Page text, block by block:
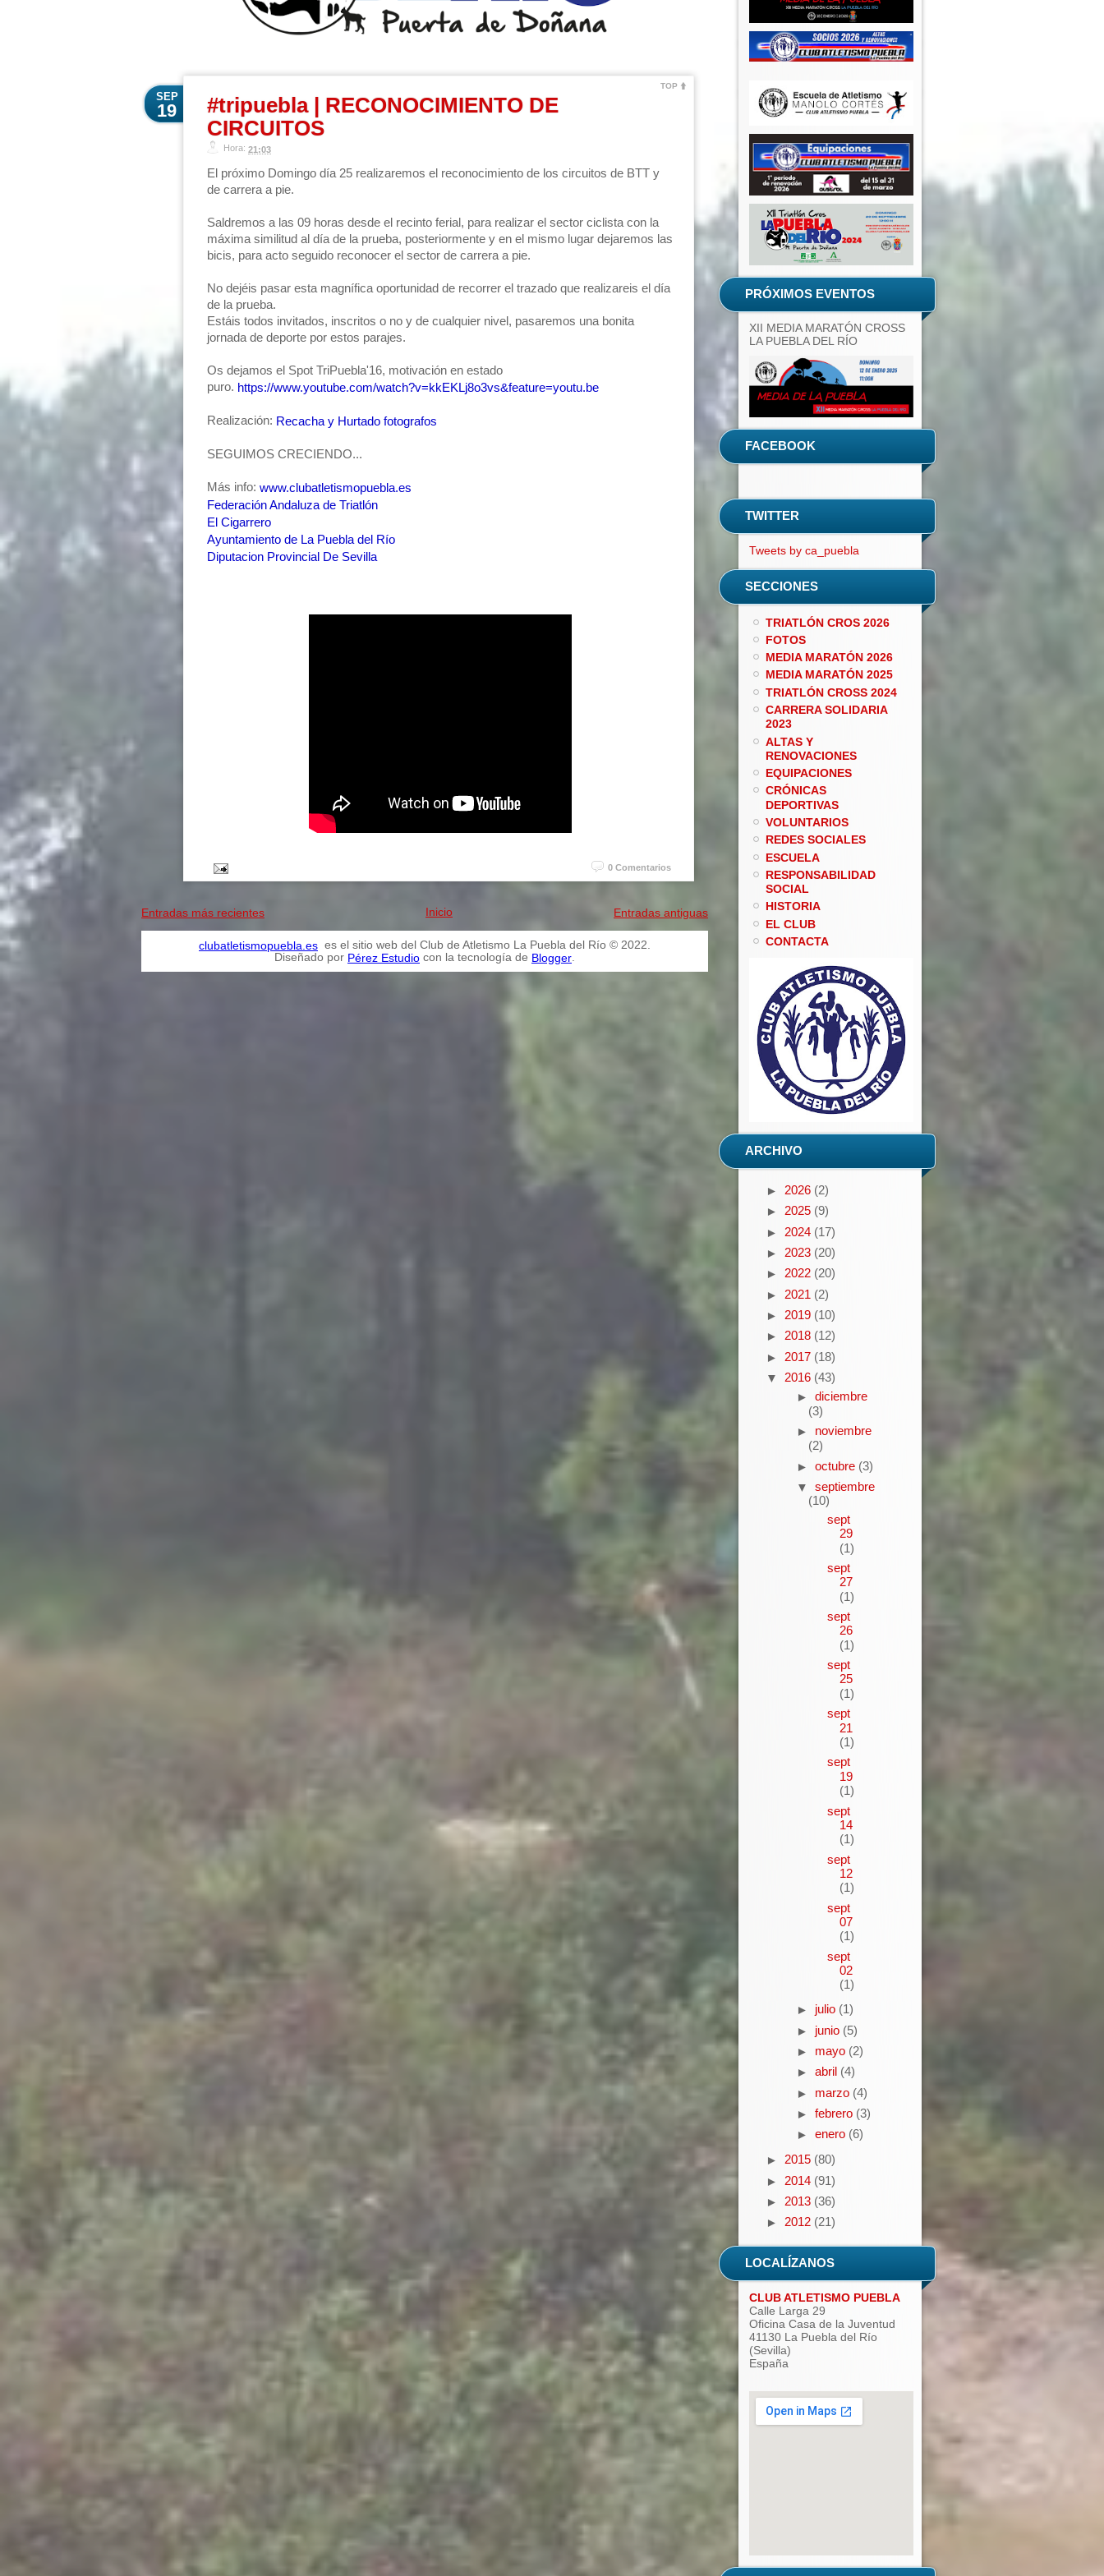
TOP
#tripuebla | RECONOCIMIENTO DE
CIRCUITOS
SEP
19
Hora: 21:03
El próximo Domingo día 25 realizaremos el reconocimiento de los circuitos de BTT y
de carrera a pie.
Saldremos a las 09 horas desde el recinto ferial, para realizar el sector ciclista con la
máxima similitud al día de la prueba, posteriormente y en el mismo lugar dejaremos las
bicis, para acto seguido reconocer el sector de carrera a pie.
No dejéis pasar esta magnífica oportunidad de recorrer el trazado que realizareis el día
de la prueba.
Estáis todos invitados, inscritos o no y de cualquier nivel, pasaremos una bonita
jornada de deporte por estos parajes.
Os dejamos el Spot TriPuebla'16, motivación en estado
puro. https://www.youtube.com/watch?v=kkEKLj8o3vs&feature=youtu.be
Realización: Recacha y Hurtado fotografos
SEGUIMOS CRECIENDO...
Más info: www.clubatletismopuebla.es
Federación Andaluza de Triatlón
El Cigarrero
Ayuntamiento de La Puebla del Río
Diputacion Provincial De Sevilla
0 Comentarios
Entradas más recientes Entradas antiguas
Inicio
clubatletismopuebla.es es el sitio web del Club de Atletismo La Puebla del Río © 2022.
Diseñado por Pérez Estudio con la tecnología de Blogger
PRÓXIMOS EVENTOS
XII MEDIA MARATÓN CROSS
LA PUEBLA DEL RÍO
FACEBOOK
TWITTER
Tweets by ca_puebla
SECCIONES
TRIATLÓN CROS 2026
FOTOS
MEDIA MARATÓN 2026
MEDIA MARATÓN 2025
TRIATLÓN CROSS 2024
CARRERA SOLIDARIA
2023
ALTAS Y
RENOVACIONES
EQUIPACIONES
CRÓNICAS
DEPORTIVAS
VOLUNTARIOS
REDES SOCIALES
ESCUELA
RESPONSABILIDAD
SOCIAL
HISTORIA
EL CLUB
CONTACTA
ARCHIVO
► 2026 (2)
► 2025 (9)
► 2024 (17)
► 2023 (20)
► 2022 (20)
► 2021 (2)
► 2019 (10)
► 2018 (12)
► 2017 (18)
▼ 2016 (43)
►diciembre
(3)
► noviembre
(2)
►octubre (3)
▼septiembre
(10)
sept
29
(1)
sept
27
(1)
sept
26
(1)
sept
25
(1)
sept
21
(1)
sept
19
(1)
sept
14
(1)
sept
12
(1)
sept
07
(1)
sept
02
(1)
► julio (1)
► junio (5)
► mayo (2)
►abril (4)
► marzo (4)
►febrero (3)
►enero (6)
► 2015 (80)
► 2014 (91)
► 2013 (36)
► 2012 (21)
LOCALÍZANOS
CLUB ATLETISMO PUEBLA
Calle Larga 29
Oficina Casa de la Juventud
41130 La Puebla del Río
(Sevilla)
España
add google maps to website